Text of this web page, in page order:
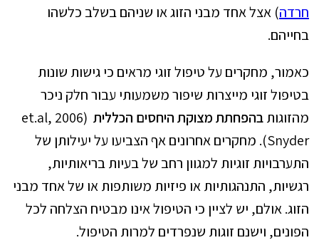
חרדה) אצל אחד מבני הזוג או שניהם בשלב כלשהו
בחייהם.
כאמור, מחקרים על טיפול זוגי מראים כי גישות שונות
בטיפול זוגי מייצרות שיפור משמעותי עבור חלק ניכר
מהזוגותבהפחתת מצוקת היחסים הכללית et.al, 2006)
Snyder). מחקרים אחרונים אף הצביעו על יעילותן של
התערבויות זוגיות למגוון רחב של בעיות בריאותיות,
רגשיות, התנהגותיות או פיזיות משותפות או של אחד מבני
הזוג. אולם, יש לציין כי הטיפול אינו מבטיח הצלחה לכל
הפונים, וישנם זוגות שנפרדים למרות הטיפול.